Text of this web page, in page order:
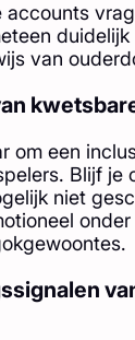
accounts
duidelijk
van
om een
Blijf je
niet